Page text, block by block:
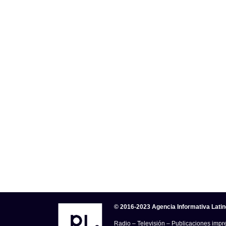
© 2016-2023 Agencia Informativa
Radio – Televisión – Publicaciones